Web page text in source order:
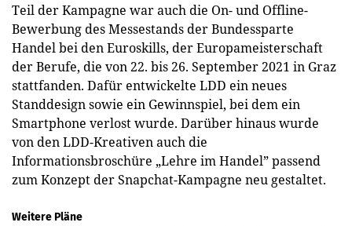
Teil der Kampagne war auch die On- und Offline-
Bewerbung des Messestands der Bundessparte
Handel bei den Euroskills, der Europameisterschaft
der Berufe, die von 22. bis 26. September 2021 in Graz
stattfanden. Dafür entwickelte LDD ein neues
Standdesign sowie ein Gewinnspiel, bei dem ein
Smartphone verlost wurde. Darüber hinaus wurde
von den LDD-Kreativen auch die
Informationsbroschüre „Lehre im Handel” passend
zum Konzept der Snapchat-Kampagne neu gestaltet.
Weitere Pläne